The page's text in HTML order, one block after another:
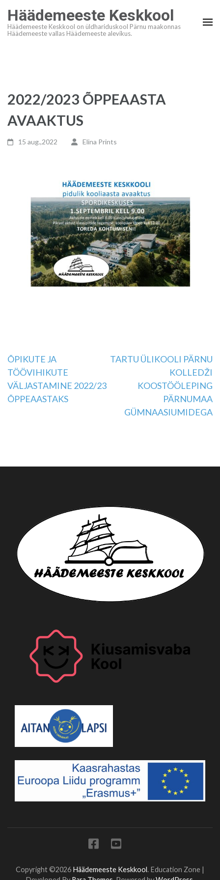
content
Häädemeeste Keskkool
Häädemeeste Keskkool on üldhariduskool Pärnu maakonnas
Häädemeeste vallas Häädemeeste alevikus.
2022/2023 ÕPPEAASTA
AVAAKTUS
15 aug.,2022 Elina Prints
Navigeerimine
ÕPIKUTE JA
TÖÖVIHIKUTE
VÄLJASTAMINE 2022/23
ÕPPEAASTAKS
TARTU ÜLIKOOLI PÄRNU
KOLLEDŽI
KOOSTÖÖLEPING
PÄRNUMAA
GÜMNAASIUMIDEGA
Copyright ©2026 Häädemeeste Keskkool. Education Zone |